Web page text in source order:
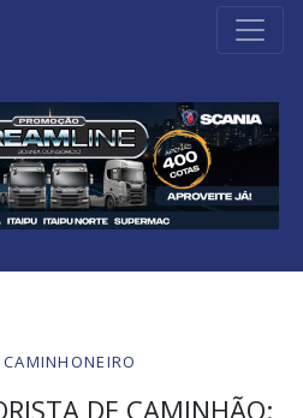
DE CAMINHÃO: